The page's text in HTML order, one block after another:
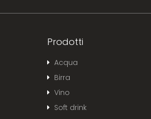
Prodotti
Acqua
Birra
Vino
Soft drink